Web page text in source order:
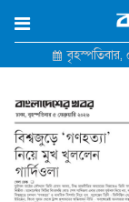
বৃহস্পতিবার,
হোম
যোগাযোগ
শর্তাবলি ও
গোপনীয়তা নীতি
বিজ্ঞাপন মূল্য